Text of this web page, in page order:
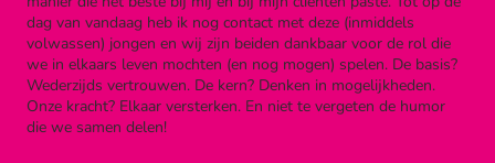
dag van vandaag heb ik nog contact met deze (inmiddels
volwassen) jongen en wij zijn beiden dankbaar voor de rol die
we in elkaars leven mochten (en nog mogen) spelen. De basis?
Wederzijds vertrouwen. De kern? Denken in mogelijkheden.
Onze kracht? Elkaar versterken. En niet te vergeten de humor
die we samen delen!